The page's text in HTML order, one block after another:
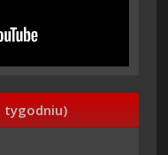
tygodniu)